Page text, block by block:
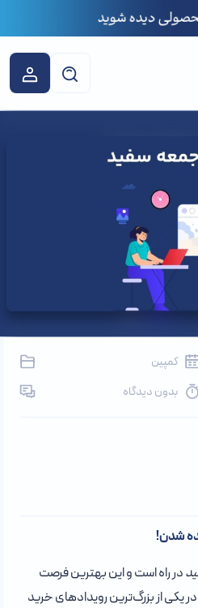
کمپین
بدون دیدگاه
شدن!
در راه است و این بهترین فرصت
یکی از بزرگ‌ترین رویدادهای خرید